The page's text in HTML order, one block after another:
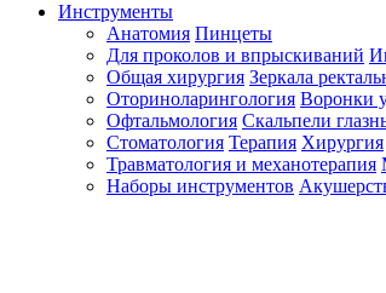
Инструменты
Анатомия Пинцеты
Для проколов и впрыскиваний
Общая хирургия Зеркала
Оториноларингология Воронки
Офтальмология Скальпели
Стоматология Терапия Хирургия
Травматология и механотерапия
Наборы инструментов